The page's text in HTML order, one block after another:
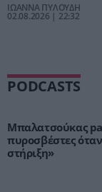
ΙΩΑΝΝΑ ΠΥΛΟΥΔΗ
02.08.2026 | 22:32
PODCASTS
Μπαλατσούκας
πυροσβέστες
στήριξη»